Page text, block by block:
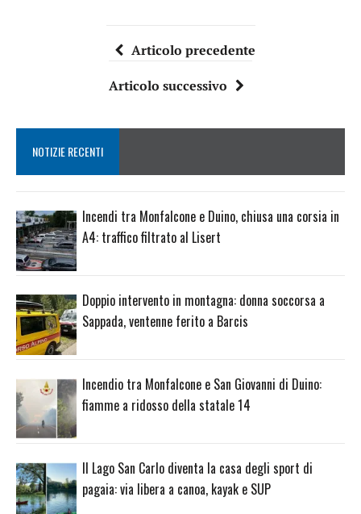
Articolo precedente
Articolo successivo
NOTIZIE RECENTI
Incendi tra Monfalcone e Duino, chiusa una corsia in
A4: traffico filtrato al Lisert
Doppio intervento in montagna: donna soccorsa a
Sappada, ventenne ferito a Barcis
Incendio tra Monfalcone e San Giovanni di Duino:
fiamme a ridosso della statale 14
Il Lago San Carlo diventa la casa degli sport di
pagaia: via libera a canoa, kayak e SUP